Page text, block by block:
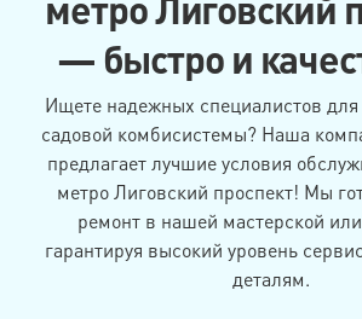
— быстро и
Ищете надежных специалистов
садовой комбисистемы? Наша
предлагает лучшие условия
метро Лиговский проспект! Мы
ремонт в нашей мастерской или
гарантируя высокий уровень
деталям.